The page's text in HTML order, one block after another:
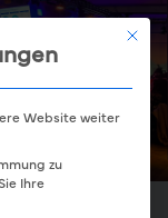
Mit
Website weiter
zu
Ihre